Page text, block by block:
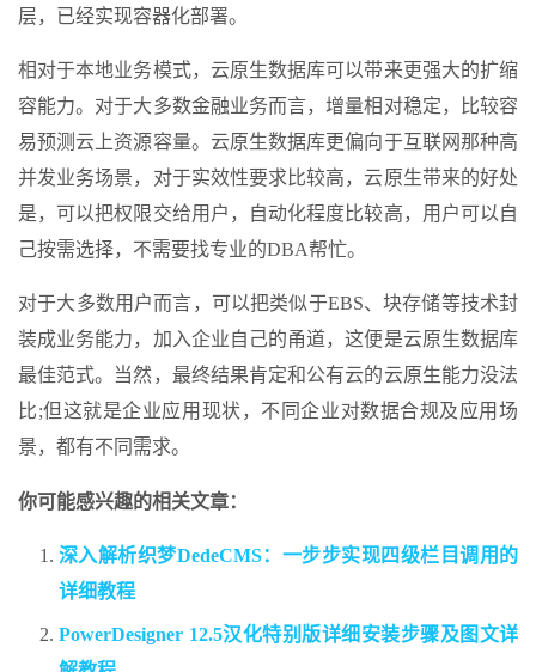
层，已经实现容器化部署。
相对于本地业务模式，云原生数据库可以带来更强大的扩缩
容能力。对于大多数金融业务而言，增量相对稳定，比较容
易预测云上资源容量。云原生数据库更偏向于互联网那种高
并发业务场景，对于实效性要求比较高，云原生带来的好处
是，可以把权限交给用户，自动化程度比较高，用户可以自
己按需选择，不需要找专业的DBA帮忙。
对于大多数用户而言，可以把类似于EBS、块存储等技术封
装成业务能力，加入企业自己的甬道，这便是云原生数据库
最佳范式。当然，最终结果肯定和公有云的云原生能力没法
比;但这就是企业应用现状，不同企业对数据合规及应用场
景，都有不同需求。
你可能感兴趣的相关文章：
深入解析织梦DedeCMS：一步步实现四级栏目调用的
详细教程
PowerDesigner 12.5汉化特别版详细安装步骤及图文详